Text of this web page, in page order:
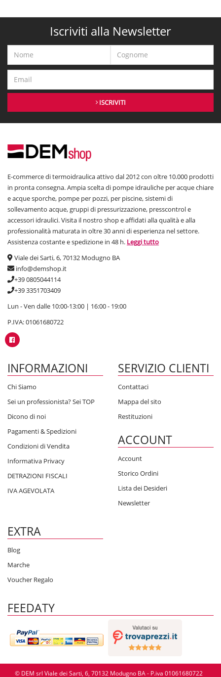
Iscriviti alla Newsletter
ISCRIVITI
E-commerce di termoidraulica attivo dal 2012 con oltre 10.000 prodotti
in pronta consegna. Ampia scelta di pompe idrauliche per acque chiare
e acque sporche, pompe per pozzi, per piscine, sistemi di
sollevamento acque, gruppi di pressurizzazione, presscontrol e
accessori idraulici. Visita il nostro shop e affidati alla qualità e alla
professionalità maturata in oltre 30 anni di esperienza nel settore.
Assistenza costante e spedizione in 48 h. Leggi tutto
Viale dei Sarti, 6, 70132 Modugno BA
info@demshop.it
+39 0805044114
+39 3351703409
Lun - Ven dalle 10:00-13:00 | 16:00 - 19:00
P.IVA: 01061680722
INFORMAZIONI
Chi Siamo
Sei un professionista? Sei TOP
Dicono di noi
Pagamenti & Spedizioni
Condizioni di Vendita
Informativa Privacy
DETRAZIONI FISCALI
IVA AGEVOLATA
SERVIZIO CLIENTI
Contattaci
Mappa del sito
Restituzioni
ACCOUNT
Account
Storico Ordini
Lista dei Desideri
Newsletter
EXTRA
Blog
Marche
Voucher Regalo
FEEDATY
© DEM srl Viale dei Sarti, 6, 70132 Modugno BA - P.iva 01061680722